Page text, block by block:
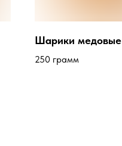
Шарики медовые
250 грамм